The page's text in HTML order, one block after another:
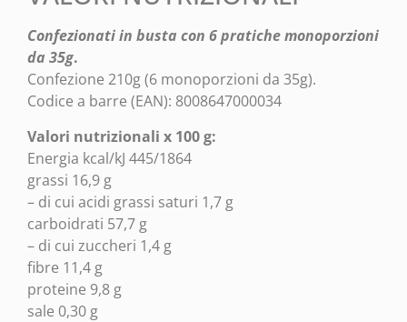
Confezionati in busta con 6 pratiche monoporzioni
da 35g.
Confezione 210g (6 monoporzioni da 35g).
Codice a barre (EAN): 8008647000034
Valori nutrizionali x 100 g:
Energia kcal/kJ 445/1864
grassi 16,9 g
– di cui acidi grassi saturi 1,7 g
carboidrati 57,7 g
– di cui zuccheri 1,4 g
fibre 11,4 g
proteine 9,8 g
sale 0,30 g